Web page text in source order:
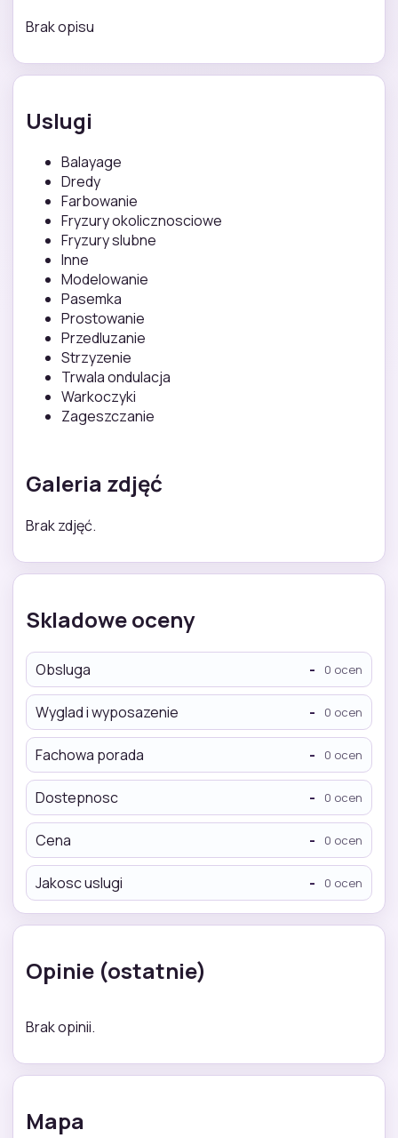
Brak opisu
Uslugi
Balayage
Dredy
Farbowanie
Fryzury okolicznosciowe
Fryzury slubne
Inne
Modelowanie
Pasemka
Prostowanie
Przedluzanie
Strzyzenie
Trwala ondulacja
Warkoczyki
Zageszczanie
Galeria zdjęć
Brak zdjęć.
Skladowe oceny
Obsluga - 0 ocen
Wyglad i wyposazenie - 0 ocen
Fachowa porada - 0 ocen
Dostepnosc - 0 ocen
Cena - 0 ocen
Jakosc uslugi - 0 ocen
Opinie (ostatnie)
Brak opinii.
Mapa